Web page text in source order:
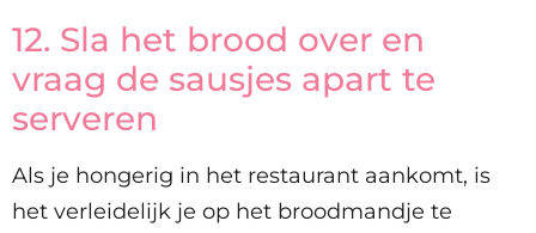
12. Sla het brood over en
vraag de sausjes apart te
serveren
Als je hongerig in het restaurant aankomt, is
het verleidelijk je op het broodmandje te